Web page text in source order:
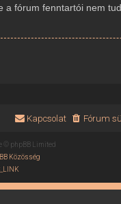
fórum fenntartói nem
Fórum
Kapcsolat
© phpBB Limited
Közösség